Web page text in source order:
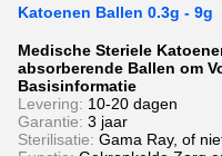
Katoenen Ballen 0.3g - 9g
Medische Steriele
absorberende Ballen om
Basisinformatie
Levering: 10-20 dagen
Garantie: 3 jaar
Sterilisatie: Gama Ray, of